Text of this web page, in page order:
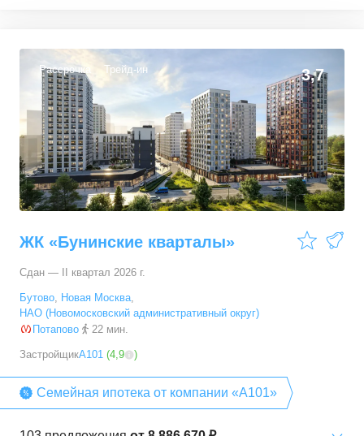
Рассрочка Трейд-ин 3,7
ЖК «Бунинские кварталы»
Сдан — II квартал 2026 г.
Бутово, Новая Москва,
НАО (Новомосковский административный округ)
Потапово
22 мин.
ЗастройщикА101 (4,9 )
Семейная ипотека от компании «А101»